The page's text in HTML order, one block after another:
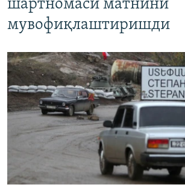
шартномаси матнини
мувофиқлаштиришди